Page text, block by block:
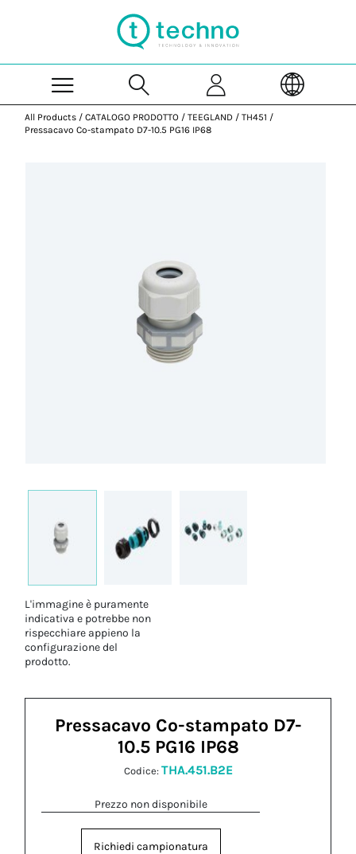
All Products / CATALOGO PRODOTTO / TEEGLAND / TH451 /
Pressacavo Co-stampato D7-10.5 PG16 IP68
L'immagine è puramente
indicativa e potrebbe non
rispecchiare appieno la
configurazione del
prodotto.
Pressacavo Co-stampato D7-
10.5 PG16 IP68
Codice: THA.451.B2E
Prezzo non disponibile
Richiedi campionatura